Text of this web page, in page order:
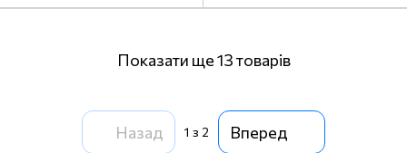
Показати ще 13 товарів
Назад 1 з 2 Вперед